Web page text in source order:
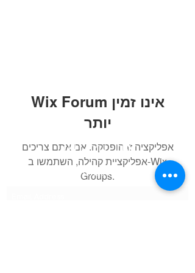
Wix Forum אינו זמין
יותר
אפליקציה זו הופסקה. אם אתם צריכים
אפליקציית קהילה, השתמשו ב-Wix
Groups.
אוֹר הַלְּבוֹנָה
Subscribe Form